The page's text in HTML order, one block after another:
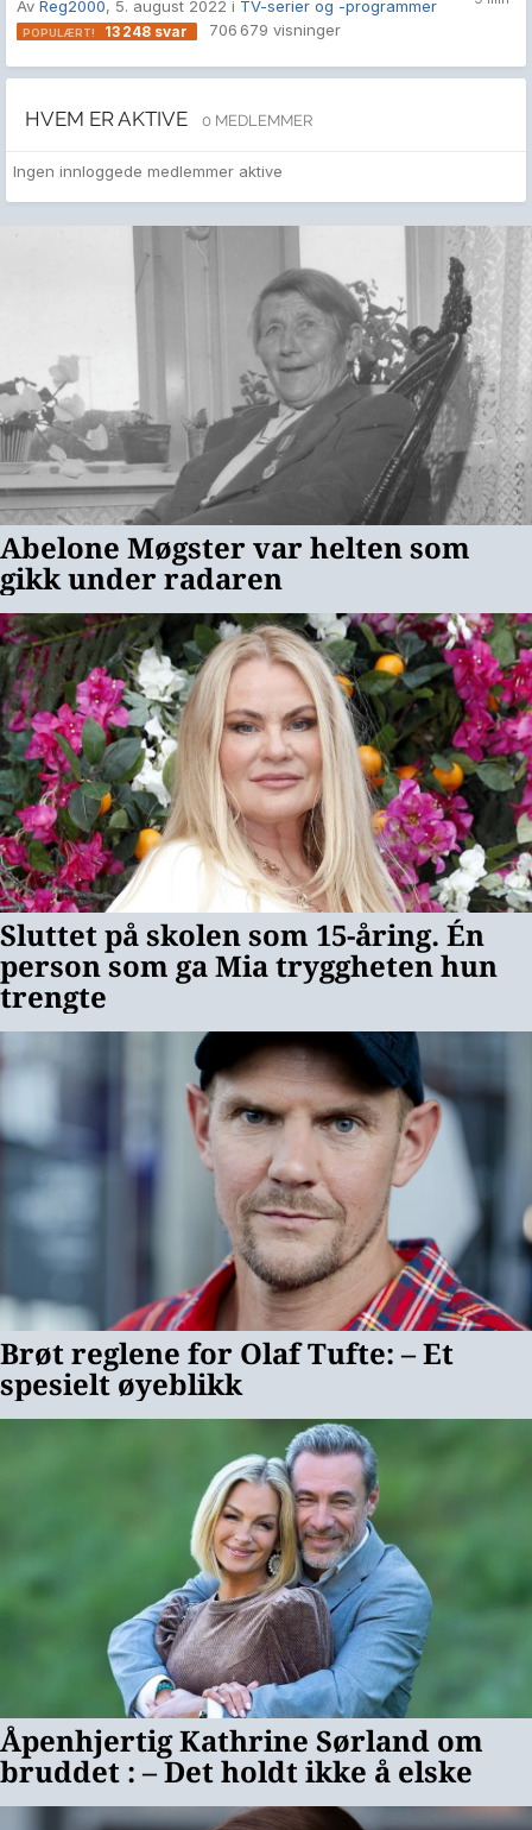
Av Reg2000, 5. august 2022 i TV-serier og -programmer
13 248 svar 706 679 visninger
HVEM ER AKTIVE 0 MEDLEMMER
Ingen innloggede medlemmer aktive